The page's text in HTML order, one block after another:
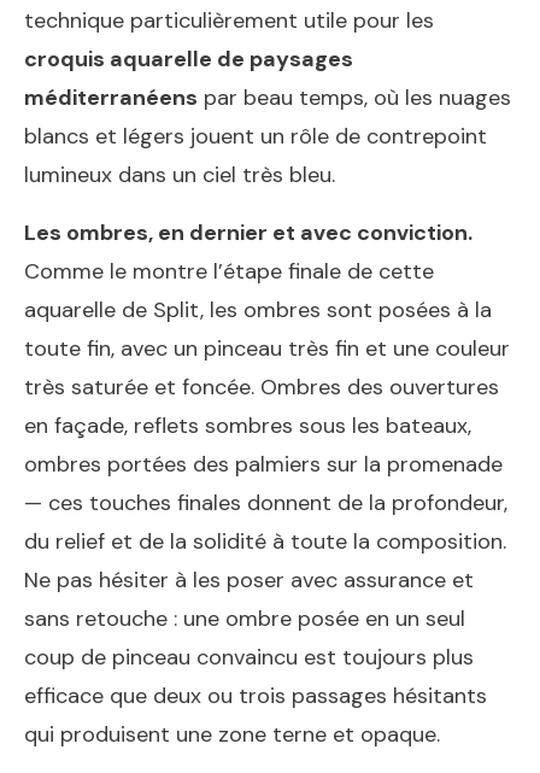
technique particulièrement utile pour les
croquis aquarelle de paysages
méditerranéens par beau temps, où les nuages
blancs et légers jouent un rôle de contrepoint
lumineux dans un ciel très bleu.
Les ombres, en dernier et avec conviction.
Comme le montre l’étape finale de cette
aquarelle de Split, les ombres sont posées à la
toute fin, avec un pinceau très fin et une couleur
très saturée et foncée. Ombres des ouvertures
en façade, reflets sombres sous les bateaux,
ombres portées des palmiers sur la promenade
— ces touches finales donnent de la profondeur,
du relief et de la solidité à toute la composition.
Ne pas hésiter à les poser avec assurance et
sans retouche : une ombre posée en un seul
coup de pinceau convaincu est toujours plus
efficace que deux ou trois passages hésitants
qui produisent une zone terne et opaque.